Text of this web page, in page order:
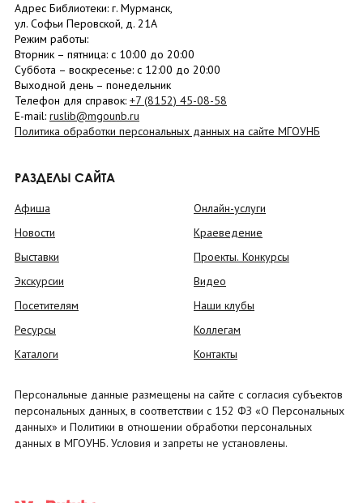
Адрес Библиотеки: г. Мурманск,
ул. Софьи Перовской, д. 21А
Режим работы:
Вторник – пятница: с 10:00 до 20:00
Суббота – воскресенье: c 12:00 до 20:00
Выходной день – понедельник
Телефон для справок: +7 (8152) 45-08-58
E-mail: ruslib@mgounb.ru
Политика обработки персональных данных на сайте МГОУНБ
РАЗДЕЛЫ САЙТА
Афиша
Новости
Выставки
Экскурсии
Посетителям
Ресурсы
Каталоги
Онлайн-услуги
Краеведение
Проекты. Конкурсы
Видео
Наши клубы
Коллегам
Контакты
Персональные данные размещены на сайте с согласия субъектов
персональных данных, в соответствии с 152 ФЗ «О Персональных
данных» и Политики в отношении обработки персональных
данных в МГОУНБ. Условия и запреты не установлены.